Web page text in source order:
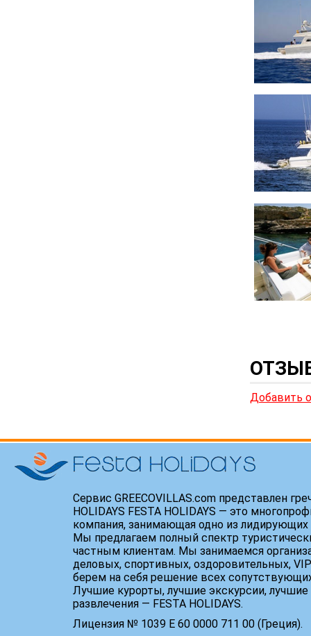
Добавить
Сервис GREECOVILLAS.com представлен
HOLIDAYS FESTA HOLIDAYS — это
компания, занимающая одно из
Мы предлагаем полный спектр
частным клиентам. Мы занимаемся
деловых, спортивных, оздоровительных,
берем на себя решение всех
Лучшие курорты, лучшие экскурсии, лучшие
развлечения — FESTA HOLIDAYS.
Лицензия № 1039 Е 60 0000 711 00 (Греция).